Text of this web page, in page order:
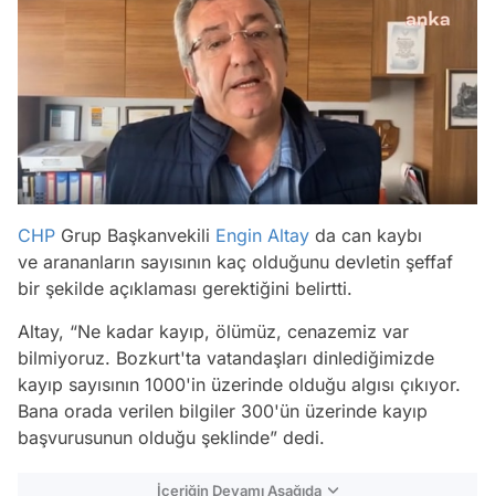
CHP Grup Başkanvekili Engin Altay da can kaybı
ve arananların sayısının kaç olduğunu devletin şeffaf
bir şekilde açıklaması gerektiğini belirtti.
Altay, “Ne kadar kayıp, ölümüz, cenazemiz var
bilmiyoruz. Bozkurt'ta vatandaşları dinlediğimizde
kayıp sayısının 1000'in üzerinde olduğu algısı çıkıyor.
Bana orada verilen bilgiler 300'ün üzerinde kayıp
başvurusunun olduğu şeklinde” dedi.
İçeriğin Devamı Aşağıda